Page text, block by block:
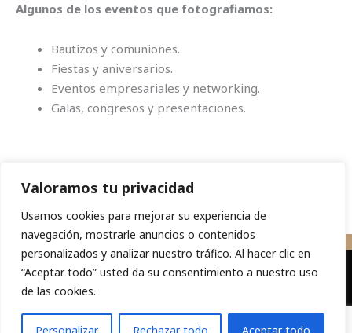
Valoramos tu privacidad
Usamos cookies para mejorar su experiencia de
navegación, mostrarle anuncios o contenidos
personalizados y analizar nuestro tráfico. Al hacer clic en
“Aceptar todo” usted da su consentimiento a nuestro uso
de las cookies.
Algunos de los eventos que fotografiamos:
Bautizos y comuniones.
Fiestas y aniversarios.
Eventos empresariales y networking.
Galas, congresos y presentaciones.
Política de privacidadAviso Legal Política de cookies